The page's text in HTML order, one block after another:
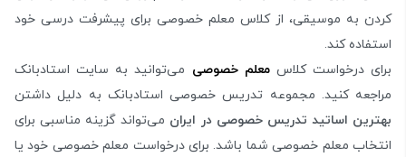
کردن به موسیقی، از کلاس معلم خصوصی برای پیشرفت درسی خود
استفاده کند.
برای درخواست کلاسمعلم خصوصی می‌توانید به سایت استادبانک
مراجعه کنید. مجموعه تدریس خصوصی استادبانک به دلیل داشتن
بهترین اساتید تدریس خصوصی در ایران می‌تواند گزینه مناسبی برای
انتخاب معلم خصوصی شما باشد. برای درخواست معلم خصوصی خود یا